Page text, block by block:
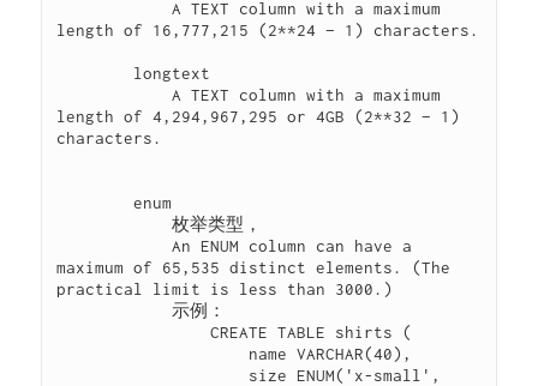
            A TEXT column with a maximum
length of 16,777,215 (2**24 − 1) characters.
            A TEXT column with a maximum
length of 4,294,967,295 or 4GB (2**32 − 1)
characters.
        enum
            枚举类型，
            An ENUM column can have a
maximum of 65,535 distinct elements. (The
practical limit is less than 3000.)
                CREATE TABLE shirts (